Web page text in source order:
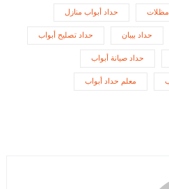
مظلات حداد أبواب منازل
حداد بيبان حداد تصليح أبواب
حداد صيانة أبواب
معلم حداد أبواب